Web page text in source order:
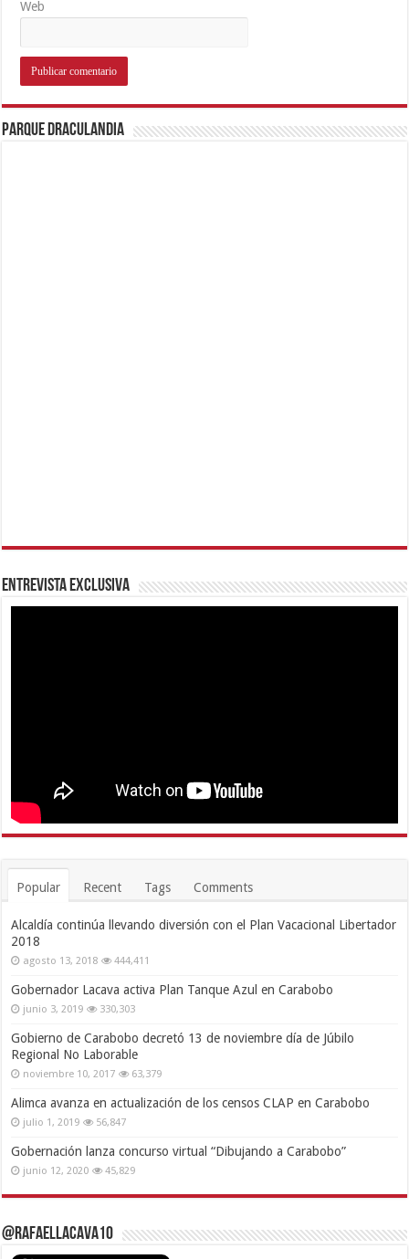
Web
Parque Draculandia
Entrevista Exclusiva
Popular Recent Tags Comments
Alcaldía continúa llevando diversión con el Plan Vacacional Libertador
2018
agosto 13, 2018 444,411
Gobernador Lacava activa Plan Tanque Azul en Carabobo
junio 3, 2019 330,303
Gobierno de Carabobo decretó 13 de noviembre día de Júbilo
Regional No Laborable
noviembre 10, 2017 63,379
Alimca avanza en actualización de los censos CLAP en Carabobo
julio 1, 2019 56,847
Gobernación lanza concurso virtual “Dibujando a Carabobo”
junio 12, 2020 45,829
@RafaelLacava10